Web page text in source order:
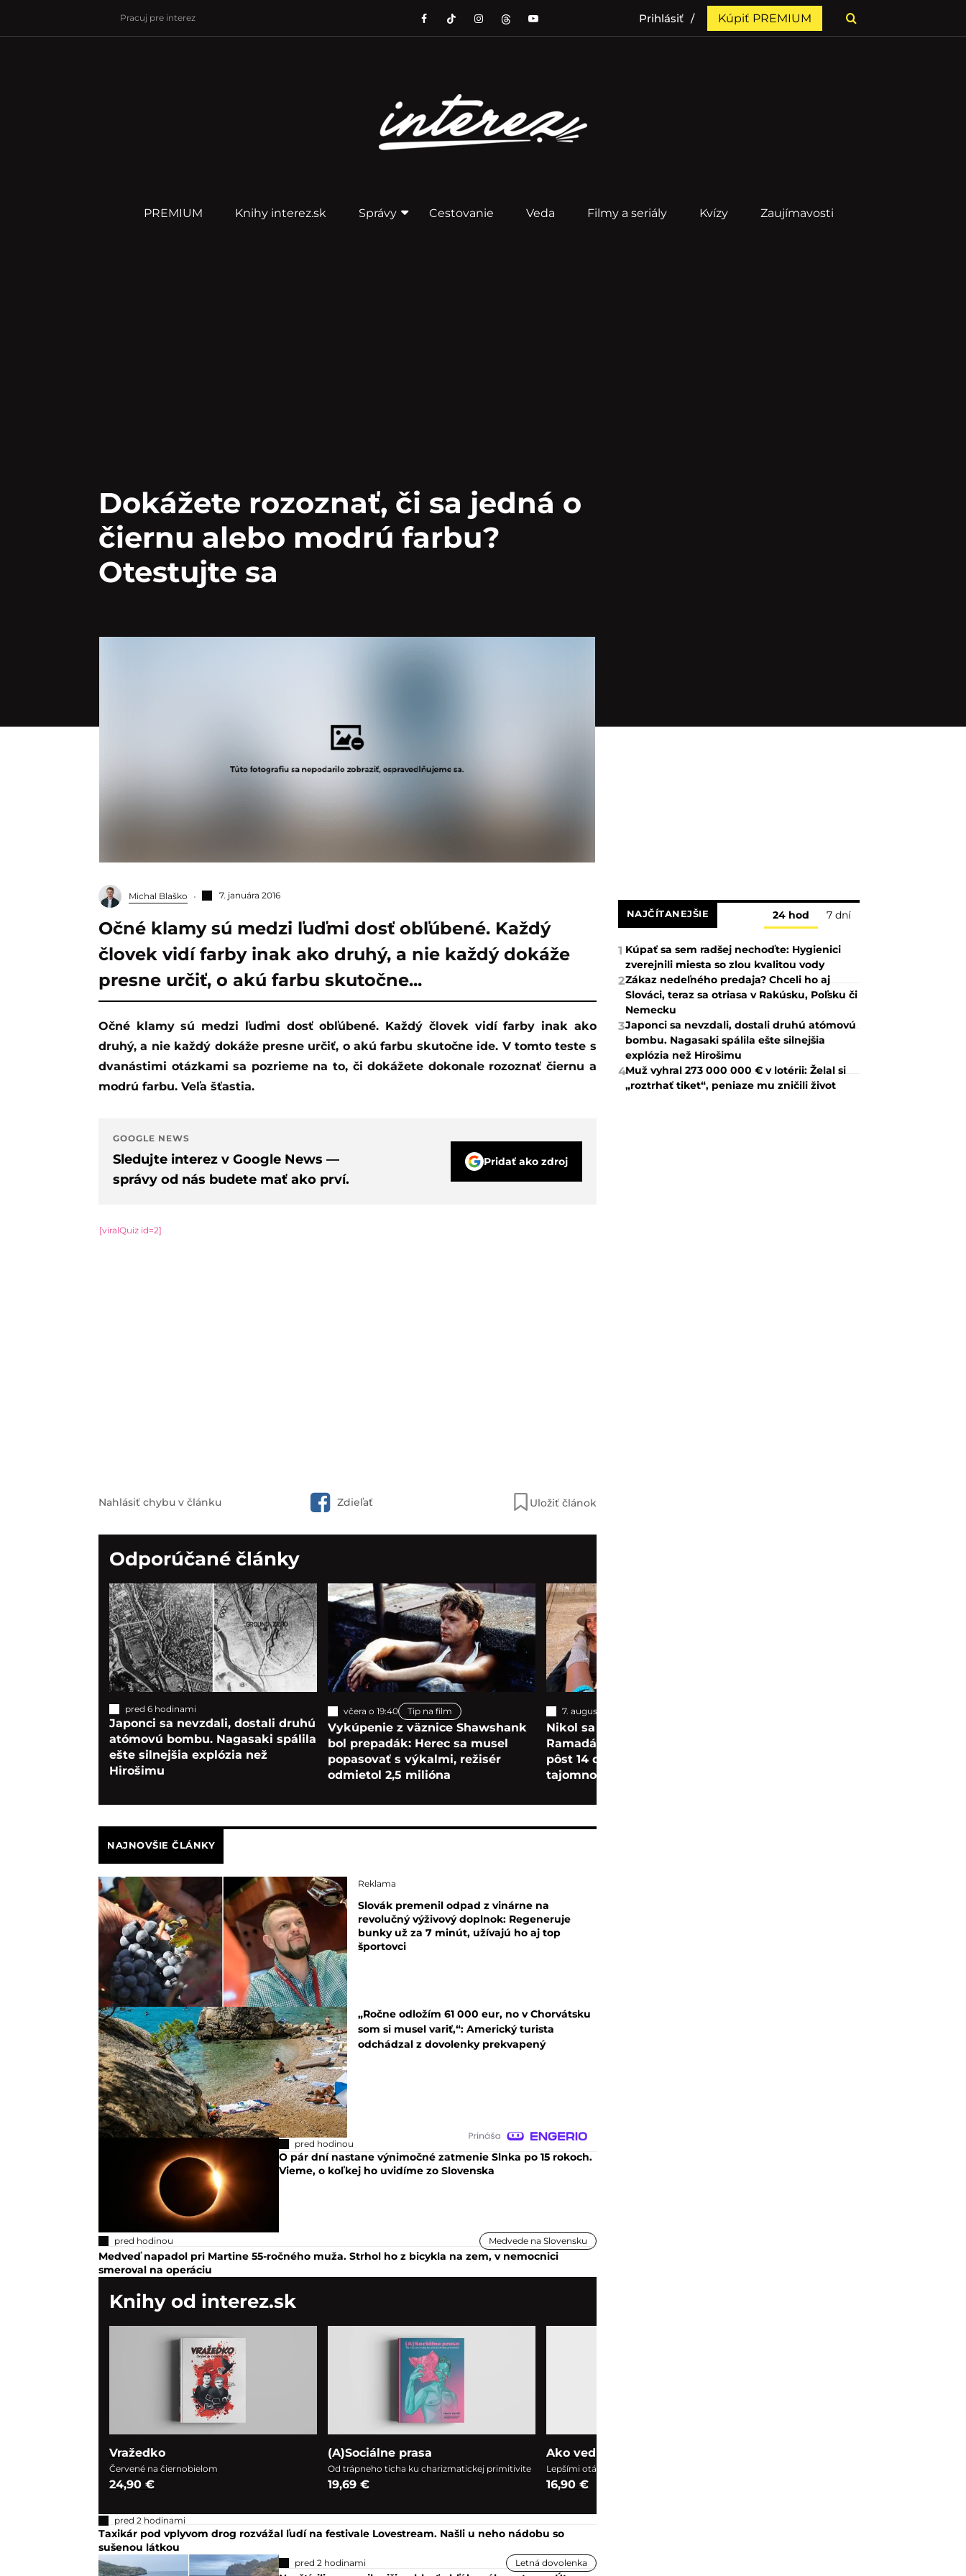
Pracuj pre interez Prihlásiť Kúpiť PREMIUM
PREMIUM Knihy interez.sk Správy Cestovanie Veda Filmy a seriály Kvízy Zaujímavosti
Dokážete rozoznať, či sa jedná o
čiernu alebo modrú farbu?
Otestujte sa
Michal Blaško 7. januára 2016
Očné klamy sú medzi ľuďmi dosť obľúbené. Každý
človek vidí farby inak ako druhý, a nie každý dokáže
presne určiť, o akú farbu skutočne...
Očné klamy sú medzi ľuďmi dosť obľúbené. Každý človek vidí farby inak ako
druhý, a nie každý dokáže presne určiť, o akú farbu skutočne ide. V tomto teste s
dvanástimi otázkami sa pozrieme na to, či dokážete dokonale rozoznať čiernu a
modrú farbu. Veľa šťastia.
GOOGLE NEWS
Sledujte interez v Google News —
správy od nás budete mať ako prví.
Pridať ako zdroj
[viralQuiz id=2]
Nahlásiť chybu v článku Zdieľať Uložiť článok
Odporúčané články
pred 6 hodinami
Japonci sa nevzdali, dostali druhú
atómovú bombu. Nagasaki spálila
ešte silnejšia explózia než
Hirošimu
včera o 19:40 Tip na film
Vykúpenie z väznice Shawshank
bol prepadák: Herec sa musel
popasovať s výkalmi, režisér
odmietol 2,5 milióna
7. augusta 2026
Nikol sa presťahovala do Egypta:
Ramadán som si upravila a držala
pôst 14 dní. Miestnym sa páči
tajomno žien
NAJNOVŠIE ČLÁNKY
Reklama
Slovák premenil odpad z vinárne na
revolučný výživový doplnok: Regeneruje
bunky už za 7 minút, užívajú ho aj top
športovci
„Ročne odložím 61 000 eur, no v Chorvátsku
som si musel variť,“: Americký turista
odchádzal z dovolenky prekvapený
pred hodinou
O pár dní nastane výnimočné zatmenie Slnka po 15 rokoch.
Vieme, o koľkej ho uvidíme zo Slovenska
pred hodinou Medvede na Slovensku
Medveď napadol pri Martine 55-ročného muža. Strhol ho z bicykla na zem, v nemocnici
smeroval na operáciu
Knihy od interez.sk
Vražedko
Červené na čiernobielom
24,90 €
(A)Sociálne prasa
Od trápneho ticha ku charizmatickej primitivite
19,69 €
Ako vedieť všetko
Lepšími otázkami k lepším odpovediam
16,90 €
pred 2 hodinami
Taxikár pod vplyvom drog rozvážal ľudí na festivale Lovestream. Našli u neho nádobu so
sušenou látkou
pred 2 hodinami Letná dovolenka
NAJČÍTANEJŠIE 24 hod 7 dní
1 Kúpať sa sem radšej nechoďte: Hygienici
zverejnili miesta so zlou kvalitou vody
2Zákaz nedeľného predaja? Chceli ho aj
Slováci, teraz sa otriasa v Rakúsku, Poľsku či
Nemecku
3Japonci sa nevzdali, dostali druhú atómovú
bombu. Nagasaki spálila ešte silnejšia
explózia než Hirošimu
4Muž vyhral 273 000 000 € v lotérii: Želal si
„roztrhať tiket“, peniaze mu zničili život